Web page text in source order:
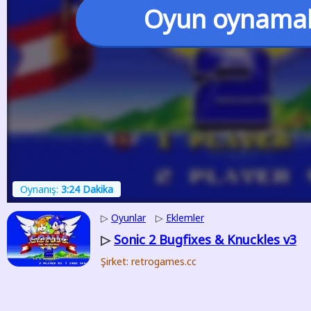
Oyun
Oynanış: 3:24 Dakika
▷ Oyunlar ▷ Eklemler
▷ Sonic 2 Bugfixes & Knuckles v3
Şirket: retrogames.cc